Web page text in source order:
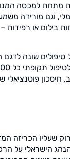
מתחת למכסה
וגם מורידה
או רפידות –
שונה לדגם
שעליו הכריזה
הישראלי על